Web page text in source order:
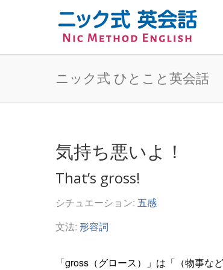
ニック式 ひとこと英会話
気持ち悪いよ！
That’s gross!
シチュエーション: 五感
文法: 形容詞
「gross（グロース）」は「（物事